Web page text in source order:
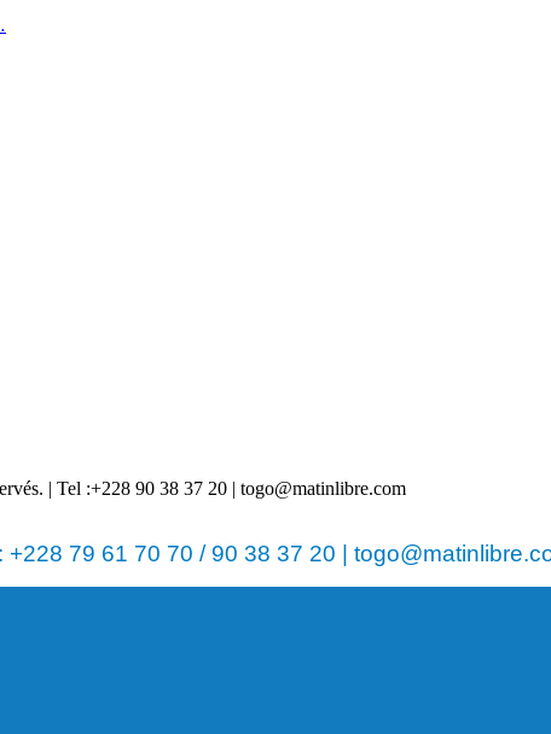
| Tel :+228 90 38 37 20 | togo@matinlibre.com
79 61 70 70 / 90 38 37 20 |